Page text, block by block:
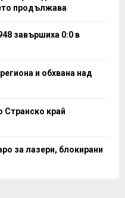
продължава
завършиха 0:0 в
и обхвана над
Странско край
за лазери, блокирани